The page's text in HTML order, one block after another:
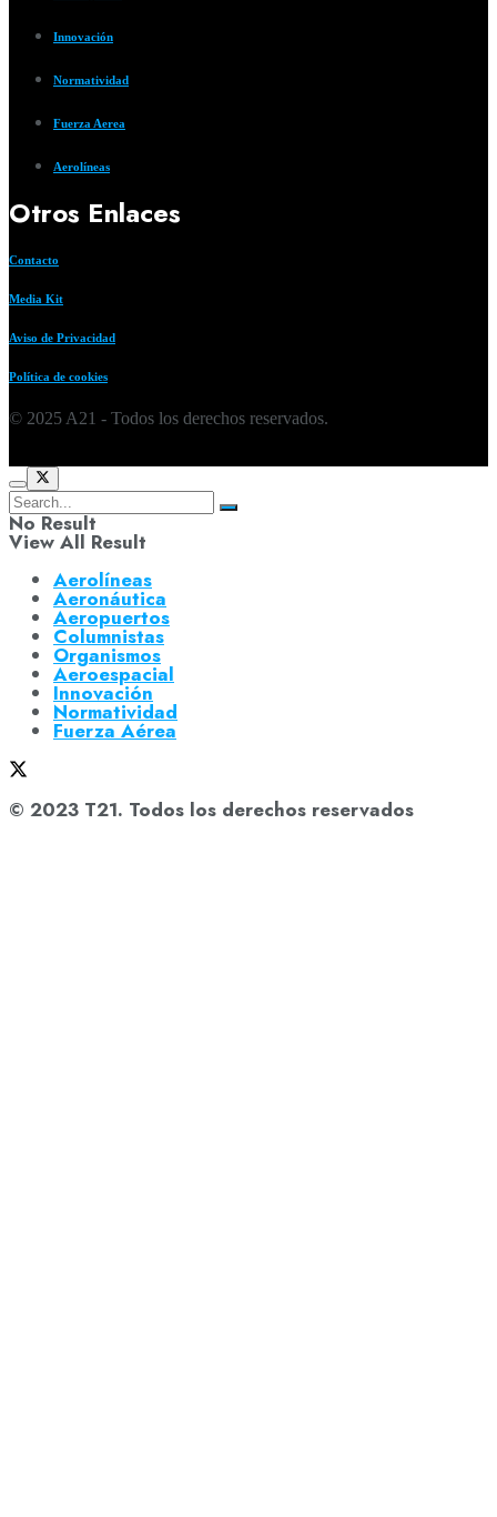
Innovación
Normatividad
Fuerza Aerea
Aerolíneas
Otros Enlaces
Contacto
Media Kit
Aviso de Privacidad
Política de cookies
© 2025 A21 - Todos los derechos reservados.
No Result
View All Result
Aerolíneas
Aeronáutica
Aeropuertos
Columnistas
Organismos
Aeroespacial
Innovación
Normatividad
Fuerza Aérea
© 2023 T21. Todos los derechos reservados